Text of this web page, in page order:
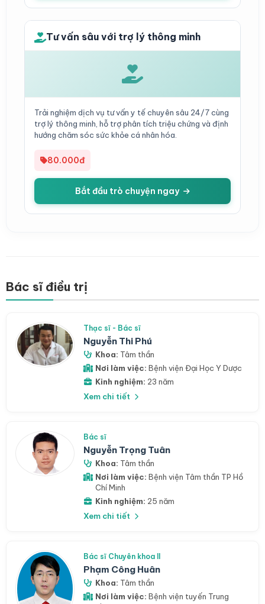
Tư vấn sâu với trợ lý thông minh
Trải nghiệm dịch vụ tư vấn y tế chuyên sâu 24/7 cùng
trợ lý thông minh, hỗ trợ phân tích triệu chứng và định
hướng chăm sóc sức khỏe cá nhân hóa.
80.000đ
Bắt đầu trò chuyện ngay
Bác sĩ điều trị
Thạc sĩ - Bác sĩ
Nguyễn Thi Phú
Khoa: Tâm thần
Nơi làm việc: Bệnh viện Đại Học Y Dược
Kinh nghiệm: 23 năm
Xem chi tiết
Bác sĩ
Nguyễn Trọng Tuân
Khoa: Tâm thần
Nơi làm việc: Bệnh viện Tâm thần TP Hồ
Chí Minh
Kinh nghiệm: 25 năm
Xem chi tiết
Bác sĩ Chuyên khoa II
Phạm Công Huân
Khoa: Tâm thần
Nơi làm việc: Bệnh viện tuyến Trung